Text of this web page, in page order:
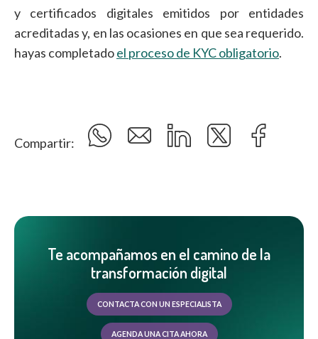
y certificados digitales emitidos por entidades
acreditadas y, en las ocasiones en que sea requerido.
hayas completadoel proceso de KYC obligatorio.
Compartir:
Te acompañamos en el camino de la
transformación digital
CONTACTA CON UN ESPECIALISTA
AGENDA UNA CITA AHORA